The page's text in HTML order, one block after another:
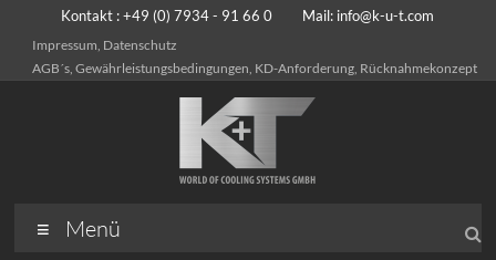
Kontakt : +49 (0) 7934 - 91 66 0 Mail: info@k-u-t.com
Impressum, Datenschutz
AGB´s, Gewährleistungsbedingungen, KD-Anforderung, Rücknahmekonzept
Menü